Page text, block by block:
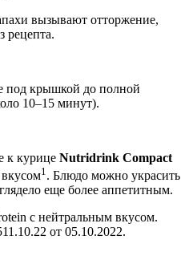
вызывают отторжение,
рецепта.
под крышкой до полной
10–15 минут).
к курице Nutridrink Compact
1 . Блюдо можно украсить
еще более аппетитным.
с нейтральным вкусом.
от 05.10.2022.